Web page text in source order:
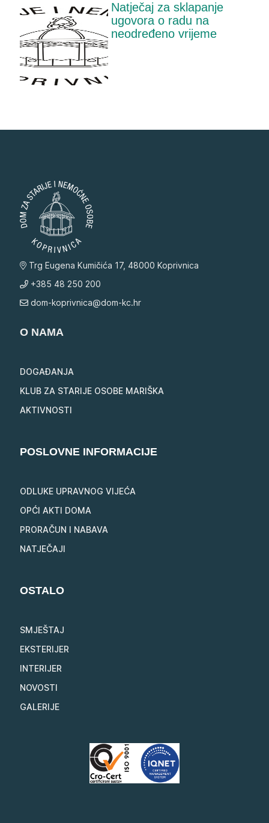
Natječaj za sklapanje
ugovora o radu na
neodređeno vrijeme
Trg Eugena Kumičića 17, 48000 Koprivnica
+385 48 250 200
dom-koprivnica@dom-kc.hr
O NAMA
DOGAĐANJA
KLUB ZA STARIJE OSOBE MARIŠKA
AKTIVNOSTI
POSLOVNE INFORMACIJE
ODLUKE UPRAVNOG VIJEĆA
OPĆI AKTI DOMA
PRORAČUN I NABAVA
NATJEČAJI
OSTALO
SMJEŠTAJ
EKSTERIJER
INTERIJER
NOVOSTI
GALERIJE